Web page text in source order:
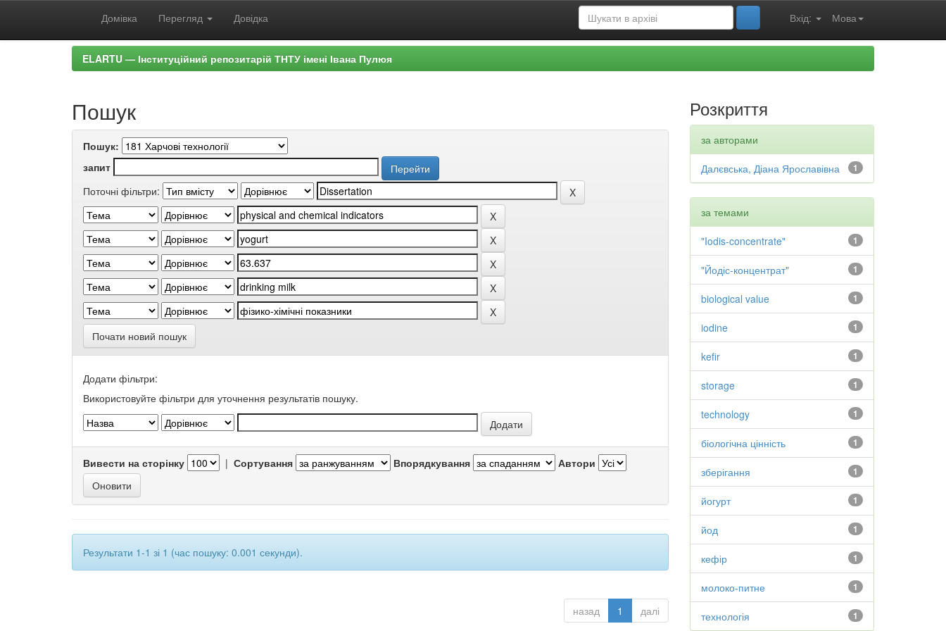
Домівка Перегляд Довідка Мова
Вхід:
ELARTU — Інституційний репозитарій ТНТУ імені Івана Пулюя
Пошук
Пошук:
запит
Поточні фільтри:
Почати новий пошук
Додати фільтри:
Використовуйте фільтри для уточнення результатів пошуку.
Вивести на сторінку | Сортування Впорядкування Автори
Результати 1-1 зі 1 (час пошуку: 0.001 секунди).
назад 1 далі
Розкриття
за авторами
1
Далєвська, Діана Ярославівна
за темами
1
"Iodis-concentrate"
1
"Йодіс-концентрат"
1
biological value
1
iodine
1
kefir
1
storage
1
technology
1
біологічна цінність
1
зберігання
1
йогурт
1
йод
1
кефір
1
молоко-питне
1
технологія